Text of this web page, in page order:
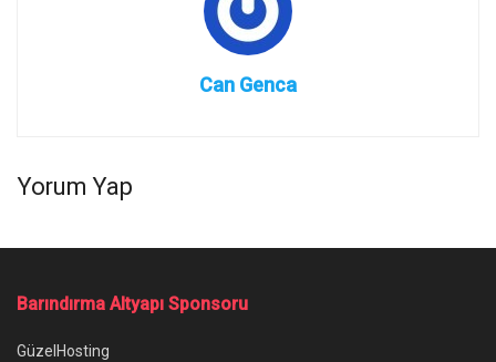
Can Genca
Yorum Yap
Barındırma Altyapı Sponsoru
GüzelHosting